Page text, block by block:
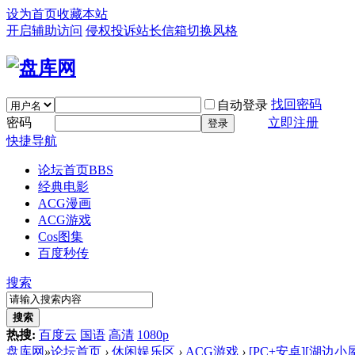
设为首页收藏本站
开启辅助访问 侵权投诉站长信箱切换风格
自动登录 找回密码
密码
登录
立即注册
快捷导航
论坛首页BBS
经典电影
ACG漫画
ACG游戏
Cos图集
百度秒传
搜索
搜索
热搜: 百度云 国语 高清 1080p
盘库网 »论坛首页 › 休闲娱乐区 › ACG游戏 › [PC+安卓][湖边小